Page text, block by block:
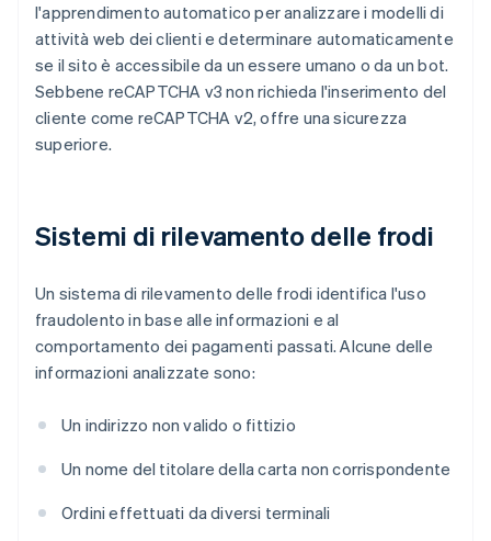
l'apprendimento automatico per analizzare i modelli di
attività web dei clienti e determinare automaticamente
se il sito è accessibile da un essere umano o da un bot.
Sebbene reCAPTCHA v3 non richieda l'inserimento del
cliente come reCAPTCHA v2, offre una sicurezza
superiore.
Sistemi di rilevamento delle frodi
Un sistema di rilevamento delle frodi identifica l'uso
fraudolento in base alle informazioni e al
comportamento dei pagamenti passati. Alcune delle
informazioni analizzate sono:
Un indirizzo non valido o fittizio
Un nome del titolare della carta non corrispondente
Ordini effettuati da diversi terminali